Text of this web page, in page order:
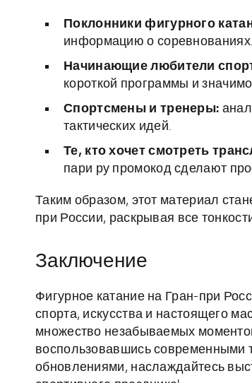
Поклонники фигурного
информацию о соревнованиях.
Начинающие любители
короткой программы и
Спортсмены и тренеры:
тактических идей.
Те, кто хочет смотреть
пари ру промокод сделают
Таким образом, этот материал
при России, раскрывая все
Заключение
Фигурное катание на Гран-при
спорта, искусства и настоящего
множество незабываемых
воспользовавшись современными
обновлениями, наслаждайтесь